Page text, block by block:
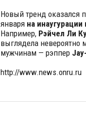
Новый тренд оказался
января на
Например, Рэйчел Ли
выглядела невероятно
мужчинам — рэппер
http://www.news.onru.ru